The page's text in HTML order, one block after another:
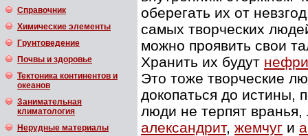
Справочник
Химические элементы
Грунтоведение
Почвы и здоровье
Тектоника континентов и
океанов
Занимательная
климатология
Нерудные материалы
оберегать их от
самых творческих
можно проявить свои
Хранить их будут
Это тоже творческие
докопаться до истины,
люди не терпят
александрит, жемчуг и